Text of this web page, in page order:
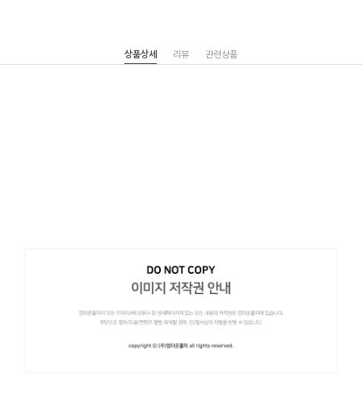
상품상세 리뷰 관련상품